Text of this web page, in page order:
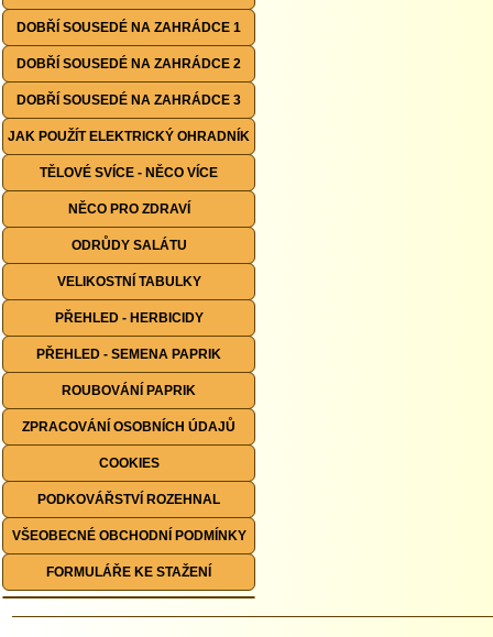
DOBŘÍ SOUSEDÉ NA ZAHRÁDCE 1
DOBŘÍ SOUSEDÉ NA ZAHRÁDCE 2
DOBŘÍ SOUSEDÉ NA ZAHRÁDCE 3
JAK POUŽÍT ELEKTRICKÝ OHRADNÍK
TĚLOVÉ SVÍCE - NĚCO VÍCE
NĚCO PRO ZDRAVÍ
ODRŮDY SALÁTU
VELIKOSTNÍ TABULKY
PŘEHLED - HERBICIDY
PŘEHLED - SEMENA PAPRIK
ROUBOVÁNÍ PAPRIK
ZPRACOVÁNÍ OSOBNÍCH ÚDAJŮ
COOKIES
PODKOVÁŘSTVÍ ROZEHNAL
VŠEOBECNÉ OBCHODNÍ PODMÍNKY
FORMULÁŘE KE STAŽENÍ